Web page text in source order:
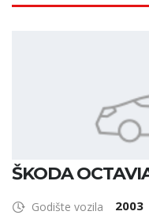
ŠKODA
Godište vozila 2003